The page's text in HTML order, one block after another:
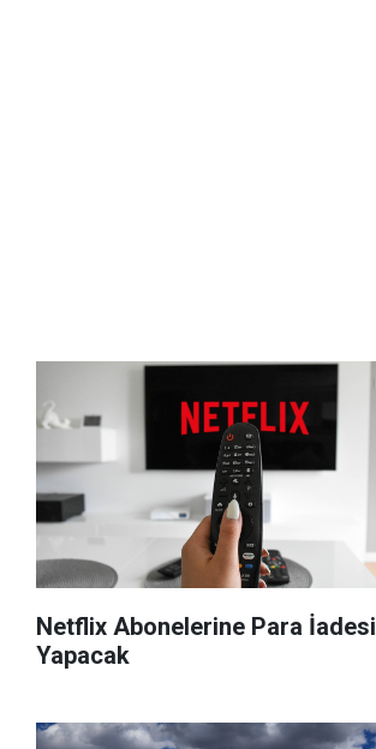
Netflix Abonelerine Para İadesi
Yapacak